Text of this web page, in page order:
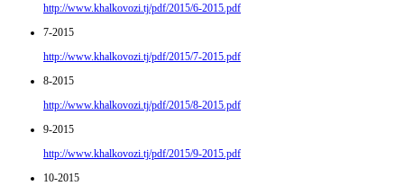
http://www.khalkovozi.tj/pdf/2015/6-2015.pdf
7-2015
http://www.khalkovozi.tj/pdf/2015/7-2015.pdf
8-2015
http://www.khalkovozi.tj/pdf/2015/8-2015.pdf
9-2015
http://www.khalkovozi.tj/pdf/2015/9-2015.pdf
10-2015